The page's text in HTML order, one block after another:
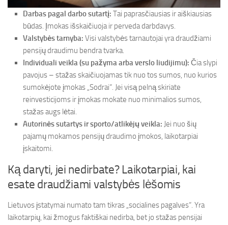
Darbas pagal darbo sutartį: Tai paprasčiausias ir aiškiausias
būdas. Įmokas išskaičiuoja ir perveda darbdavys.
Valstybės tarnyba: Visi valstybės tarnautojai yra draudžiami
pensijų draudimu bendra tvarka.
Individuali veikla (su pažyma arba verslo liudijimu): Čia slypi
pavojus – stažas skaičiuojamas tik nuo tos sumos, nuo kurios
sumokėjote įmokas „Sodrai“. Jei visą pelną skiriate
reinvesticijoms ir įmokas mokate nuo minimalios sumos,
stažas augs lėtai.
Autorinės sutartys ir sporto/atlikėjų veikla: Jei nuo šių
pajamų mokamos pensijų draudimo įmokos, laikotarpiai
įskaitomi.
Ką daryti, jei nedirbate? Laikotarpiai, kai
esate draudžiami valstybės lėšomis
Lietuvos įstatymai numato tam tikras „socialines pagalves“. Yra
laikotarpių, kai žmogus faktiškai nedirba, bet jo stažas pensijai